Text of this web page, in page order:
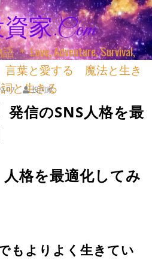
家.com
Love, Adventure, Survival,
言葉と愛する 魔法と生き
と生きる
07 投詞家
信のSNS人格を最
格を最適化してみ
もよりよく生きてい